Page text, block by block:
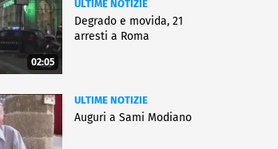
02:05
ULTIME NOTIZIE
Degrado e movida, 21
arresti a Roma
ULTIME NOTIZIE
Auguri a Sami Modiano